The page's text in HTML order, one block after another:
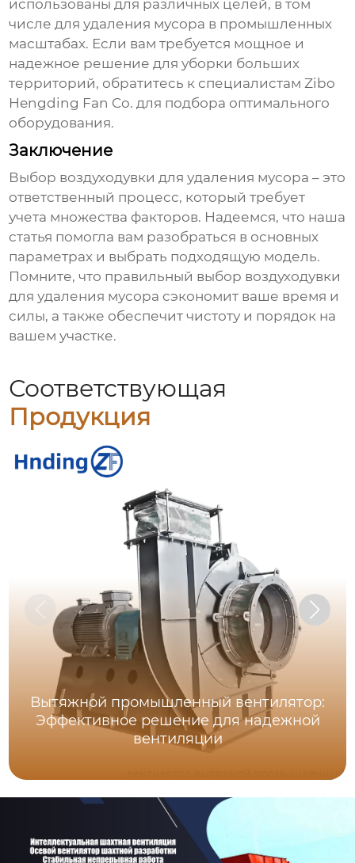
использованы для различных целей, в том
числе для удаления мусора в промышленных
масштабах. Если вам требуется мощное и
надежное решение для уборки больших
территорий, обратитесь к специалистамZibo
Hengding Fan Co. для подбора оптимального
оборудования.
Заключение
Выбор воздуходувки для удаления мусора – это
ответственный процесс, который требует
учета множества факторов. Надеемся, что наша
статья помогла вам разобраться в основных
параметрах и выбрать подходящую модель.
Помните, что правильный выбор воздуходувки
для удаления мусора сэкономит ваше время и
силы, а также обеспечит чистоту и порядок на
вашем участке.
Соответствующая
Продукция
Вытяжной промышленный вентилятор:
Эффективное решение для надежной
вентиляции